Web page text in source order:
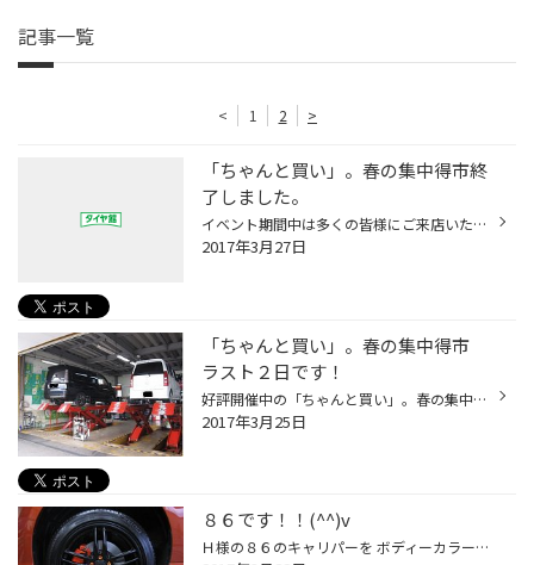
記事一覧
< 1 2 >
「ちゃんと買い」。春の集中得市終
了しました。
イベント期間中は多くの皆様にご来店いただき 誠にありがとうございました！！ ご予約いただいた商品は、ただいま注文しておりますので 今しばらくお待ち下さい(*^_^*) また次回のイベント案内もこちらショップからのお知らせや、 セール情報でご案内いたしますので しっかりチェックして下さいね。
2017年3月27日
「ちゃんと買い」。春の集中得市
ラスト２日です！
好評開催中の「ちゃんと買い」。春の集中得市！ いよいよラスト２日となりました！！！ 昨日も多くの皆様にご来店いただきましたが 本日も開店よりお立ち寄りいただております(*^_^*) スタッフ一同元気にお待ちしておりますので お気軽ご来店くださいね！
2017年3月25日
８６です！！(^^)v
Ｈ様の８６のキャリパーを ボディーカラーに合わせてオレンジ塗装！ 重ね塗りを２日間 何度も繰り返し しっかりときれいな色に仕上げました(^^♪ 作業と一緒にご注文いただいた ブリヂストンアルミホイール 「 プロドライブ ＧＣ-05Ｋ フラットブラック 17ｘ7J 」を装着！！！ ナットはＲＡＹＳさ...